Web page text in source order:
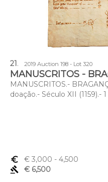
21. 2019 Auction 198 - Lot 320
MANUSCRITOS -
MANUSCRITOS.-
doação.- Século XII (1159).-
euro_symbol € 3,000 - 4,500
gavel
€ 6,500